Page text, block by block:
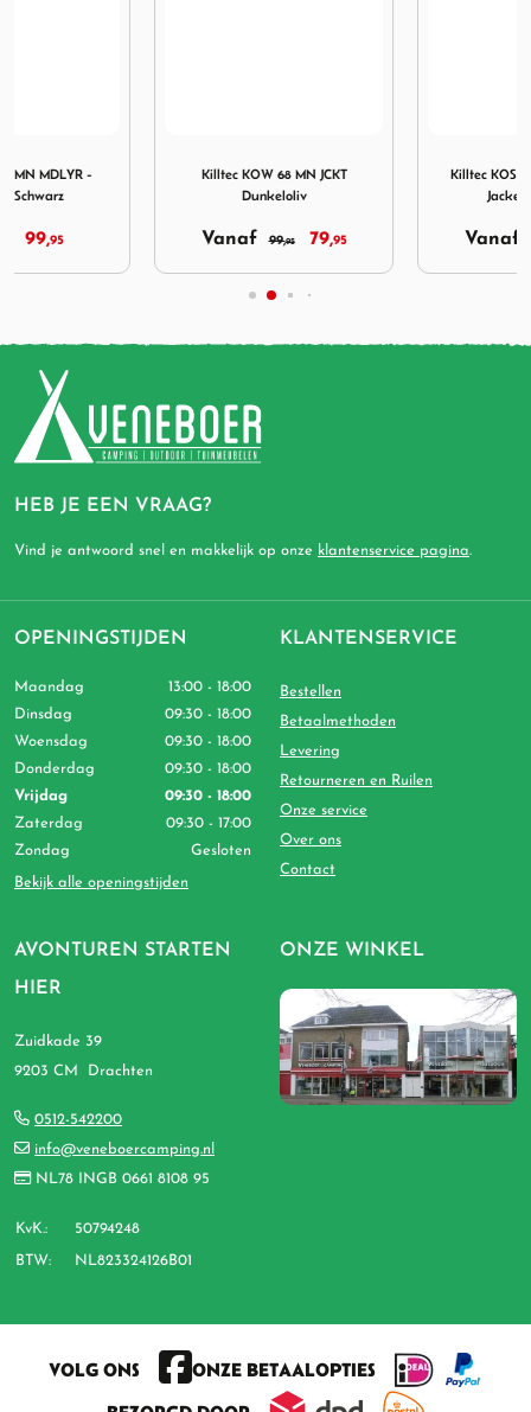
Killtec KOW 68 MN JCKT
Vanaf 95
Killtec KOS 92 WMN KNTFLC
Vanaf 95
HEB JE EEN VRAAG?
Vind je antwoord snel en makkelijk op onze klantenservice pagina.
AVONTUREN STARTEN
HIER
Zuidkade 39
9203 CM Drachten
0512-542200
info@veneboercamping.nl
NL78 INGB 0661 8108 95
KvK.: 50794248
BTW: NL823324126B01
OPENINGSTIJDEN
Maandag
13:00 - 18:00
Dinsdag
09:30 - 18:00
Woensdag
09:30 - 18:00
Donderdag
09:30 - 18:00
Vrijdag
09:30 - 18:00
Zaterdag
09:30 - 17:00
Zondag
Gesloten
Bekijk alle openingstijden
KLANTENSERVICE
Bestellen
Betaalmethoden
Levering
Retourneren en Ruilen
Onze service
Over ons
Contact
ONZE WINKEL
VOLG ONS
ONZE BETAALOPTIES